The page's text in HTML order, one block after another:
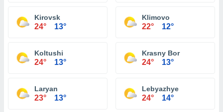
Kirovsk
24° 13°
Klimovo
22° 12°
Koltushi
24° 13°
Krasny Bor
24° 13°
Laryan
23° 13°
Lebyazhye
24° 14°